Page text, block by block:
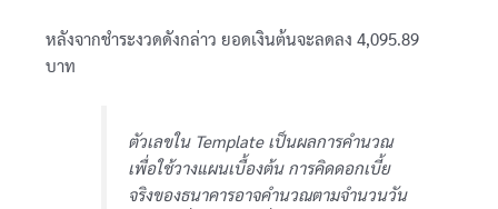
หลังจากชำระงวดดังกล่าว ยอดเงินต้นจะลดลง 4,095.89
บาท
ตัวเลขใน Template เป็นผลการคำนวณ
เพื่อใช้วางแผนเบื้องต้น การคิดดอกเบี้ย
จริงของธนาคารอาจคำนวณตามจำนวนวัน